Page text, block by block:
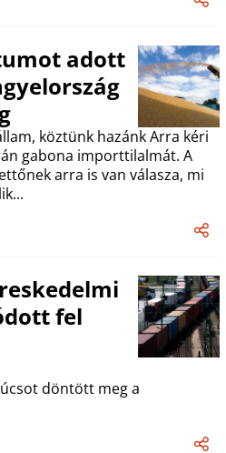
adott
köztünk hazánk Arra kéri
gabona importtilalmát. A
arra is van válasza, mi
fel
döntött meg a